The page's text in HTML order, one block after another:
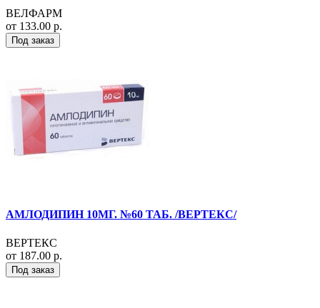
ВЕЛФАРМ
от 133.00 р.
Под заказ
АМЛОДИПИН 10МГ. №60 ТАБ. /ВЕРТЕКС/
ВЕРТЕКС
от 187.00 р.
Под заказ